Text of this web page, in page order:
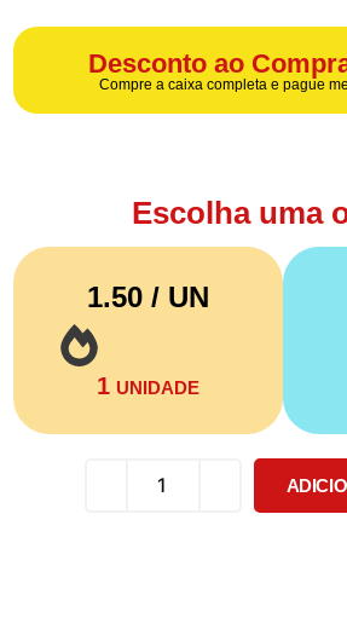
Desconto ao
Compre a caixa completa e pague
Escolha uma
1.50 / UN
1 UNIDADE